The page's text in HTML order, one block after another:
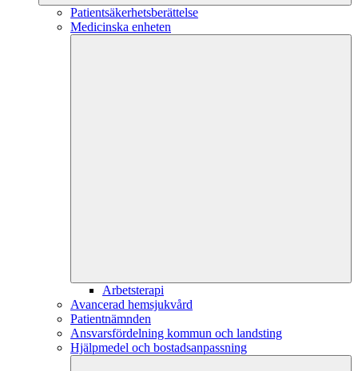
Patientsäkerhetsberättelse
Medicinska enheten
Arbetsterapi
Avancerad hemsjukvård
Patientnämnden
Ansvarsfördelning kommun och landsting
Hjälpmedel och bostadsanpassning